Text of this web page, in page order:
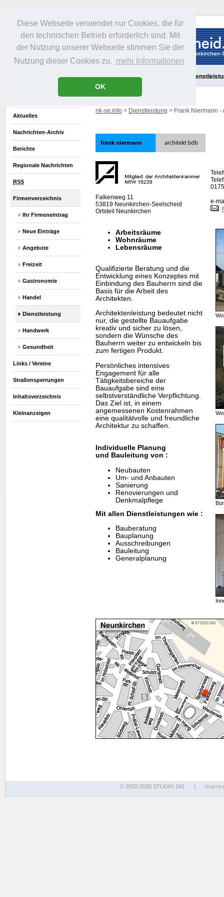
Diese Webseite verwendet nur Cookies, die für
den technischen Betrieb erforderlich sind. Mit
der Nutzung unserer Webseite stimmen Sie der
Nutzung dieser Cookies zu. mehr Informationen
OK
Portrait Freizeit Gastronomie
Aktuelles
Nachrichten-Archiv
Berichte
Regionale Nachrichten
RSS
Firmenverzeichnis
Ihr Firmeneintrag
Neue Einträge
Angebote
Freizeit
Gastronomie
Handel
Dienstleistung
Handwerk
Gesundheit
Links / Vereine
Straßensperrungen
Inhaltsverzeichnis
Kleinanzeigen
nk-se.info > Dienstleistung > Frank Niermann -
Falkenweg 11
53819 Neunkirchen-Seelscheid
Ortsteil Neunkirchen
e-
Arbeitsräume
Wohnräume
Lebensräume
Qualifizierte Beratung und die
Entwicklung eines Konzeptes mit
Einbindung des Bauherrn sind die
Basis für die Arbeit des
Architekten.
Architektenleistung bedeutet nicht
nur, die gestellte Bauaufgabe
kreativ und sicher zu lösen,
sondern die Wünsche des
Bauherrn weiter zu entwickeln bis
zum fertigen Produkt.
Persönliches intensives
Engagement für alle
Tätigkeitsbereiche der
Bauaufgabe sind eine
selbstverständliche Verpflichtung.
Das Ziel ist, in einem
angemessenen Kostenrahmen
eine qualitätvolle und freundliche
Architektur zu schaffen.
Individuelle Planung
und Bauleitung von :
Neubauten
Um- und Anbauten
Sanierung
Renovierungen und
Denkmalpflege
Mit allen Dienstleistungen wie :
Bauberatung
Bauplanung
Ausschreibungen
Bauleitung
Generalplanung
© 2002-2026 STUDIO 242